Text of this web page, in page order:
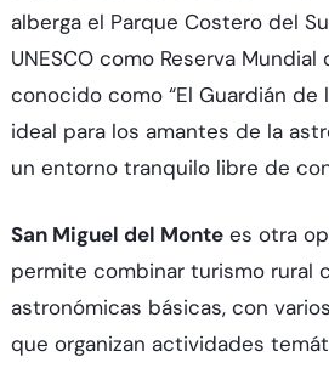
alberga el Parque Costero del
UNESCO como Reserva
conocido como “El Guardián de
ideal para los amantes de la
un entorno tranquilo libre de
San Miguel del Montees otra
permite combinar turismo rural
astronómicas básicas, con
que organizan actividades